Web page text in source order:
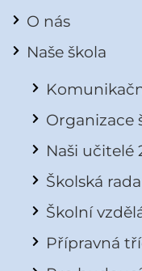
O nás
Naše škola
Organizace
Naši učitelé
Školská rada
Školní
Přípravná